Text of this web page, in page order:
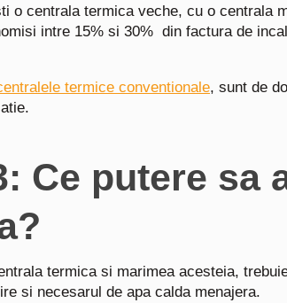
o centrala termica veche, cu o centrala
intre 15% si 30% din factura de
termice conventionale, sunt de
Ce putere sa
termica si marimea acesteia,
si necesarul de apa calda menajera.